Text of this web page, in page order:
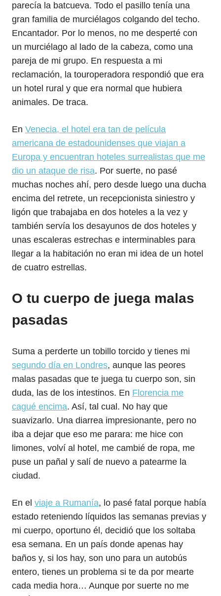
parecía la batcueva. Todo el pasillo tenía una
gran familia de murciélagos colgando del techo.
Encantador. Por lo menos, no me desperté con
un murciélago al lado de la cabeza, como una
pareja de mi grupo. En respuesta a mi
reclamación, la touroperadora respondió que era
un hotel rural y que era normal que hubiera
animales. De traca.
En Venecia, el hotel era tan de película
americana de estadounidenses que viajan a
Europa y encuentran hoteles surrealistas que me
dio un ataque de risa. Por suerte, no pasé
muchas noches ahí, pero desde luego una ducha
encima del retrete, un recepcionista siniestro y
ligón que trabajaba en dos hoteles a la vez y
también servía los desayunos de dos hoteles y
unas escaleras estrechas e interminables para
llegar a la habitación no eran mi idea de un hotel
de cuatro estrellas.
O tu cuerpo de juega malas
pasadas
Suma a perderte un tobillo torcido y tienes mi
segundo día en Londres, aunque las peores
malas pasadas que te juega tu cuerpo son, sin
duda, las de los intestinos. En Florencia me
cagué encima. Así, tal cual. No hay que
suavizarlo. Una diarrea impresionante, pero no
iba a dejar que eso me parara: me hice con
limones, volví al hotel, me cambié de ropa, me
puse un pañal y salí de nuevo a patearme la
ciudad.
En el viaje a Rumanía, lo pasé fatal porque había
estado reteniendo líquidos las semanas previas y
mi cuerpo, oportuno él, decidió que los soltaba
esa semana. En un país donde apenas hay
baños y, si los hay, son uno para un autobús
entero, tienes un problema si te da por mearte
cada media hora… Aunque por suerte no me